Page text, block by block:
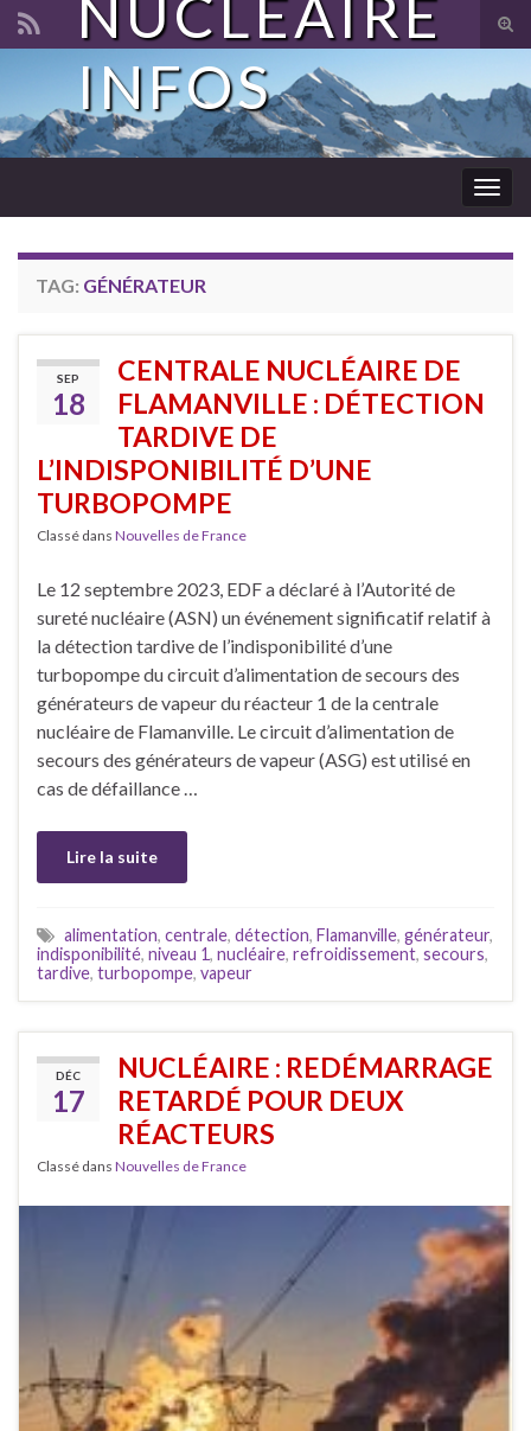
Search for:
NUCLÉAIRE
INFOS
TAG: GÉNÉRATEUR
SEP
18
CENTRALE NUCLÉAIRE DE
FLAMANVILLE : DÉTECTION
TARDIVE DE
L’INDISPONIBILITÉ D’UNE
TURBOPOMPE
Classé dans Nouvelles de France
Le 12 septembre 2023, EDF a déclaré à l’Autorité de
sureté nucléaire (ASN) un événement significatif relatif à
la détection tardive de l’indisponibilité d’une
turbopompe du circuit d’alimentation de secours des
générateurs de vapeur du réacteur 1 de la centrale
nucléaire de Flamanville. Le circuit d’alimentation de
secours des générateurs de vapeur (ASG) est utilisé en
cas de défaillance …
Lire la suite
alimentation, centrale, détection, Flamanville, générateur,
indisponibilité, niveau 1, nucléaire, refroidissement, secours,
tardive, turbopompe, vapeur
DÉC
17
NUCLÉAIRE : REDÉMARRAGE
RETARDÉ POUR DEUX
RÉACTEURS
Classé dans Nouvelles de France